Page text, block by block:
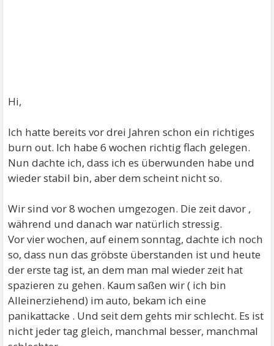
Hi,
Ich hatte bereits vor drei Jahren schon ein richtiges
burn out. Ich habe 6 wochen richtig flach gelegen.
Nun dachte ich, dass ich es überwunden habe und
wieder stabil bin, aber dem scheint nicht so.
Wir sind vor 8 wochen umgezogen. Die zeit davor ,
während und danach war natürlich stressig.
Vor vier wochen, auf einem sonntag, dachte ich noch
so, dass nun das gröbste überstanden ist und heute
der erste tag ist, an dem man mal wieder zeit hat
spazieren zu gehen. Kaum saßen wir ( ich bin
Alleinerziehend) im auto, bekam ich eine
panikattacke . Und seit dem gehts mir schlecht. Es ist
nicht jeder tag gleich, manchmal besser, manchmal